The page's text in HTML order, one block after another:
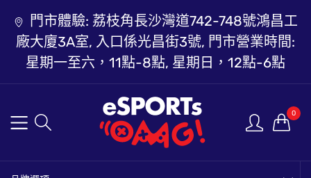
門市體驗: 荔枝角長沙灣道742-748號鴻昌工
廠大廈3A室, 入口係光昌街3號, 門市營業時間:
星期一至六，11點-8點, 星期日，12點-6點
0